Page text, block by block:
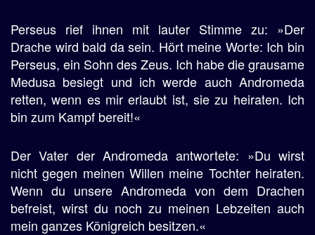
Perseus rief ihnen mit lauter Stimme zu: »Der
Drache wird bald da sein. Hört meine Worte: Ich bin
Perseus, ein Sohn des Zeus. Ich habe die grausame
Medusa besiegt und ich werde auch Andromeda
retten, wenn es mir erlaubt ist, sie zu heiraten. Ich
bin zum Kampf bereit!«
Der Vater der Andromeda antwortete: »Du wirst
nicht gegen meinen Willen meine Tochter heiraten.
Wenn du unsere Andromeda von dem Drachen
befreist, wirst du noch zu meinen Lebzeiten auch
mein ganzes Königreich besitzen.«